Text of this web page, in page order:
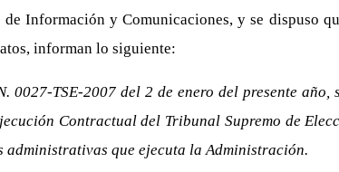
de Información y Comunicaciones, y se dispuso
informan lo siguiente:
0027-TSE-2007 del 2 de enero del presente
Contractual del Tribunal Supremo de
administrativas que ejecuta la Administración.